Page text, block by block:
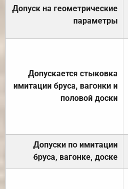
Допуск на геометрические
параметры
Допускается стыковка
имитации бруса, вагонки и
половой доски
Допуски по имитации
бруса, вагонке, доске